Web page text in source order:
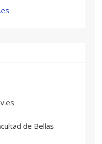
: Profesional del
de Bellas